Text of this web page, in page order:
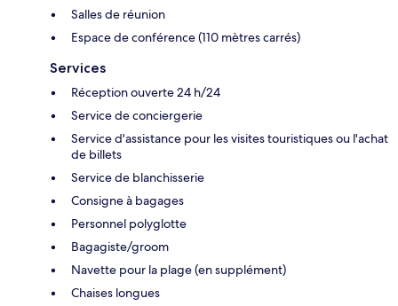
Salles de réunion
Espace de conférence (110 mètres carrés)
Services
Réception ouverte 24 h/24
Service de conciergerie
Service d'assistance pour les visites touristiques ou l'achat
de billets
Service de blanchisserie
Consigne à bagages
Personnel polyglotte
Bagagiste/groom
Navette pour la plage (en supplément)
Chaises longues